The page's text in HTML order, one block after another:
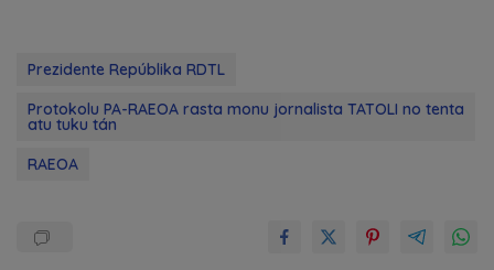
Prezidente Repúblika RDTL
Protokolu PA-RAEOA rasta monu jornalista TATOLI no tenta
atu tuku tán
RAEOA